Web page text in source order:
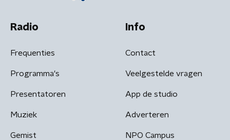
Radio
Frequenties
Programma's
Presentatoren
Muziek
Gemist
Info
Contact
Veelgestelde vragen
App de studio
Adverteren
NPO Campus